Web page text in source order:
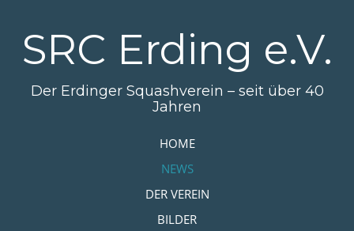
springen
SRC Erding e.V.
Der Erdinger Squashverein – seit über 40
Jahren
HOME
NEWS
DER VEREIN
BILDER